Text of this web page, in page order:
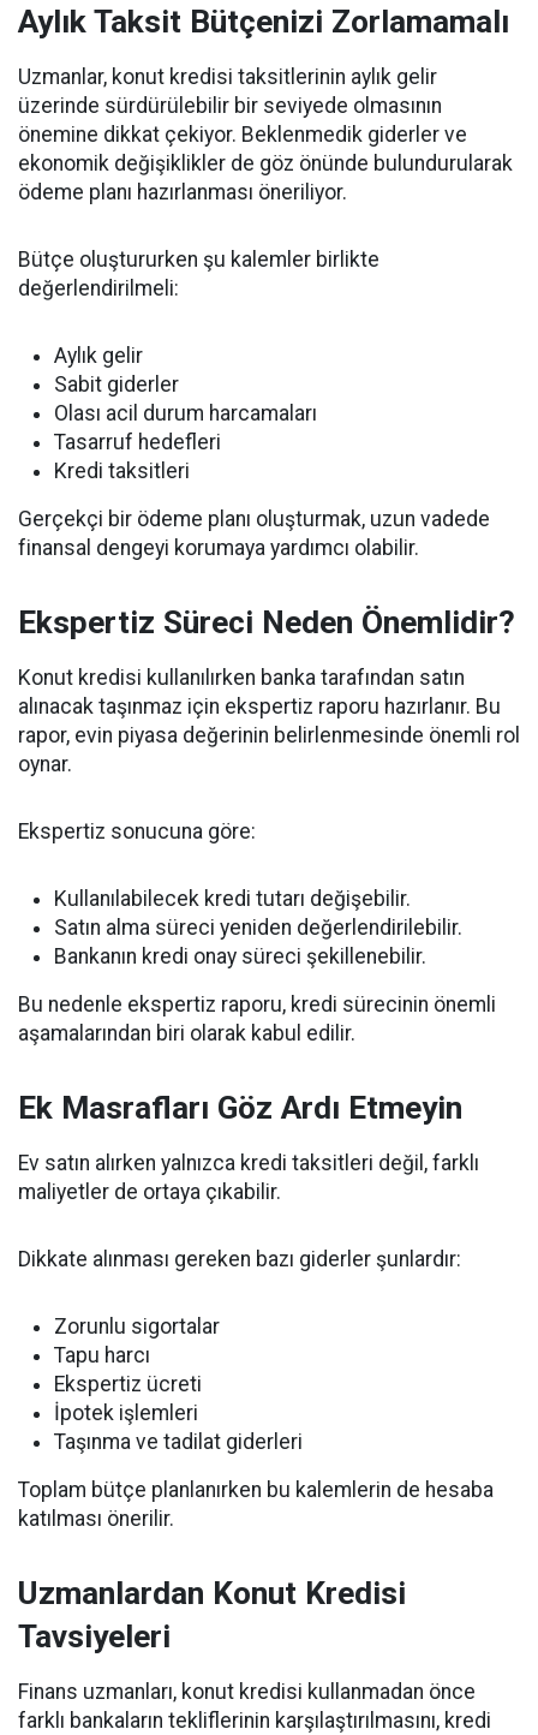
Aylık Taksit Bütçenizi Zorlamamalı
Uzmanlar, konut kredisi taksitlerinin aylık gelir
üzerinde sürdürülebilir bir seviyede olmasının
önemine dikkat çekiyor. Beklenmedik giderler ve
ekonomik değişiklikler de göz önünde bulundurularak
ödeme planı hazırlanması öneriliyor.
Bütçe oluştururken şu kalemler birlikte
değerlendirilmeli:
Aylık gelir
Sabit giderler
Olası acil durum harcamaları
Tasarruf hedefleri
Kredi taksitleri
Gerçekçi bir ödeme planı oluşturmak, uzun vadede
finansal dengeyi korumaya yardımcı olabilir.
Ekspertiz Süreci Neden Önemlidir?
Konut kredisi kullanılırken banka tarafından satın
alınacak taşınmaz için ekspertiz raporu hazırlanır. Bu
rapor, evin piyasa değerinin belirlenmesinde önemli rol
oynar.
Ekspertiz sonucuna göre:
Kullanılabilecek kredi tutarı değişebilir.
Satın alma süreci yeniden değerlendirilebilir.
Bankanın kredi onay süreci şekillenebilir.
Bu nedenle ekspertiz raporu, kredi sürecinin önemli
aşamalarından biri olarak kabul edilir.
Ek Masrafları Göz Ardı Etmeyin
Ev satın alırken yalnızca kredi taksitleri değil, farklı
maliyetler de ortaya çıkabilir.
Dikkate alınması gereken bazı giderler şunlardır:
Zorunlu sigortalar
Tapu harcı
Ekspertiz ücreti
İpotek işlemleri
Taşınma ve tadilat giderleri
Toplam bütçe planlanırken bu kalemlerin de hesaba
katılması önerilir.
Uzmanlardan Konut Kredisi
Tavsiyeleri
Finans uzmanları, konut kredisi kullanmadan önce
farklı bankaların tekliflerinin karşılaştırılmasını, kredi